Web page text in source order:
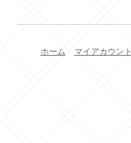
ホーム マイアカウント